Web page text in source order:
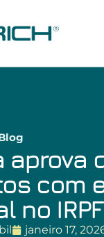
aprova
com
no IRPF
janeiro 17,